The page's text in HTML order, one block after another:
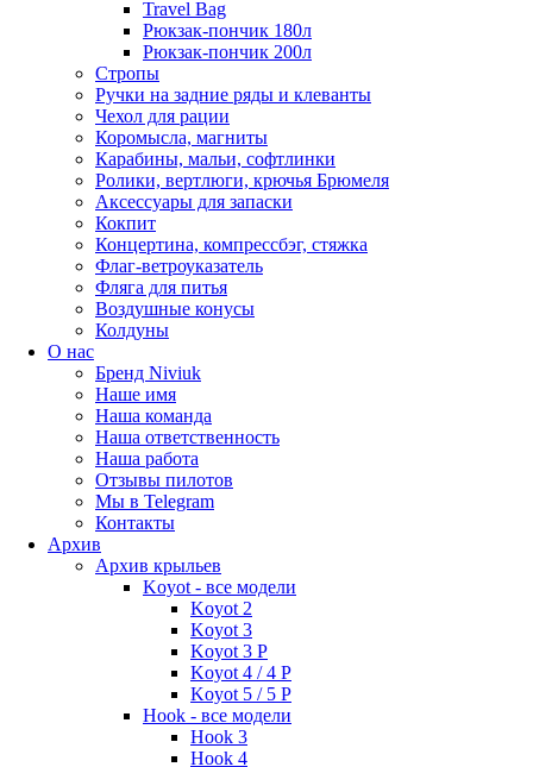
Travel Bag
Рюкзак-пончик 180л
Рюкзак-пончик 200л
Стропы
Ручки на задние ряды и клеванты
Чехол для рации
Коромысла, магниты
Карабины, мальи, софтлинки
Ролики, вертлюги, крючья Брюмеля
Аксессуары для запаски
Кокпит
Концертина, компрессбэг, стяжка
Флаг-ветроуказатель
Фляга для питья
Воздушные конусы
Колдуны
О нас
Бренд Niviuk
Наше имя
Наша команда
Наша ответственность
Наша работа
Отзывы пилотов
Мы в Telegram
Контакты
Архив
Архив крыльев
Koyot - все модели
Koyot 2
Koyot 3
Koyot 3 P
Koyot 4 / 4 P
Koyot 5 / 5 P
Hook - все модели
Hook 3
Hook 4